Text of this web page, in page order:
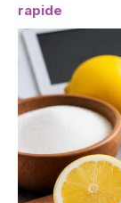
rapide